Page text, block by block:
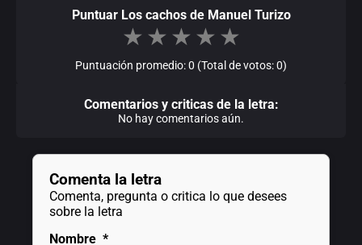
Puntuar Los cachos de Manuel Turizo
★ ★ ★ ★ ★
Puntuación promedio: 0 (Total de votos: 0)
Comentarios y criticas de la letra:
No hay comentarios aún.
Comenta la letra
Comenta, pregunta o critica lo que desees
sobre la letra
Nombre *